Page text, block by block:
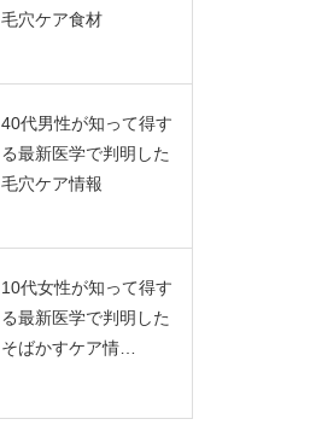
毛穴ケア食材
40代男性が知って得す
る最新医学で判明した
毛穴ケア情報
10代女性が知って得す
る最新医学で判明した
そばかすケア情…